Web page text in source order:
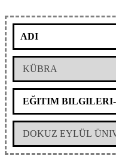
ADI
KÜBRA
EĞITIM
DOKUZ EYLÜL